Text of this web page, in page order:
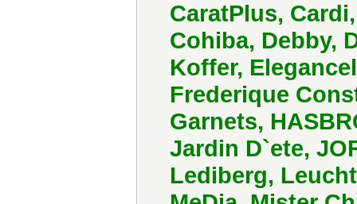
CaratPlus,
Cohiba, Debby,
Koffer,
Frederique
Garnets,
Jardin D`ete,
Lediberg,